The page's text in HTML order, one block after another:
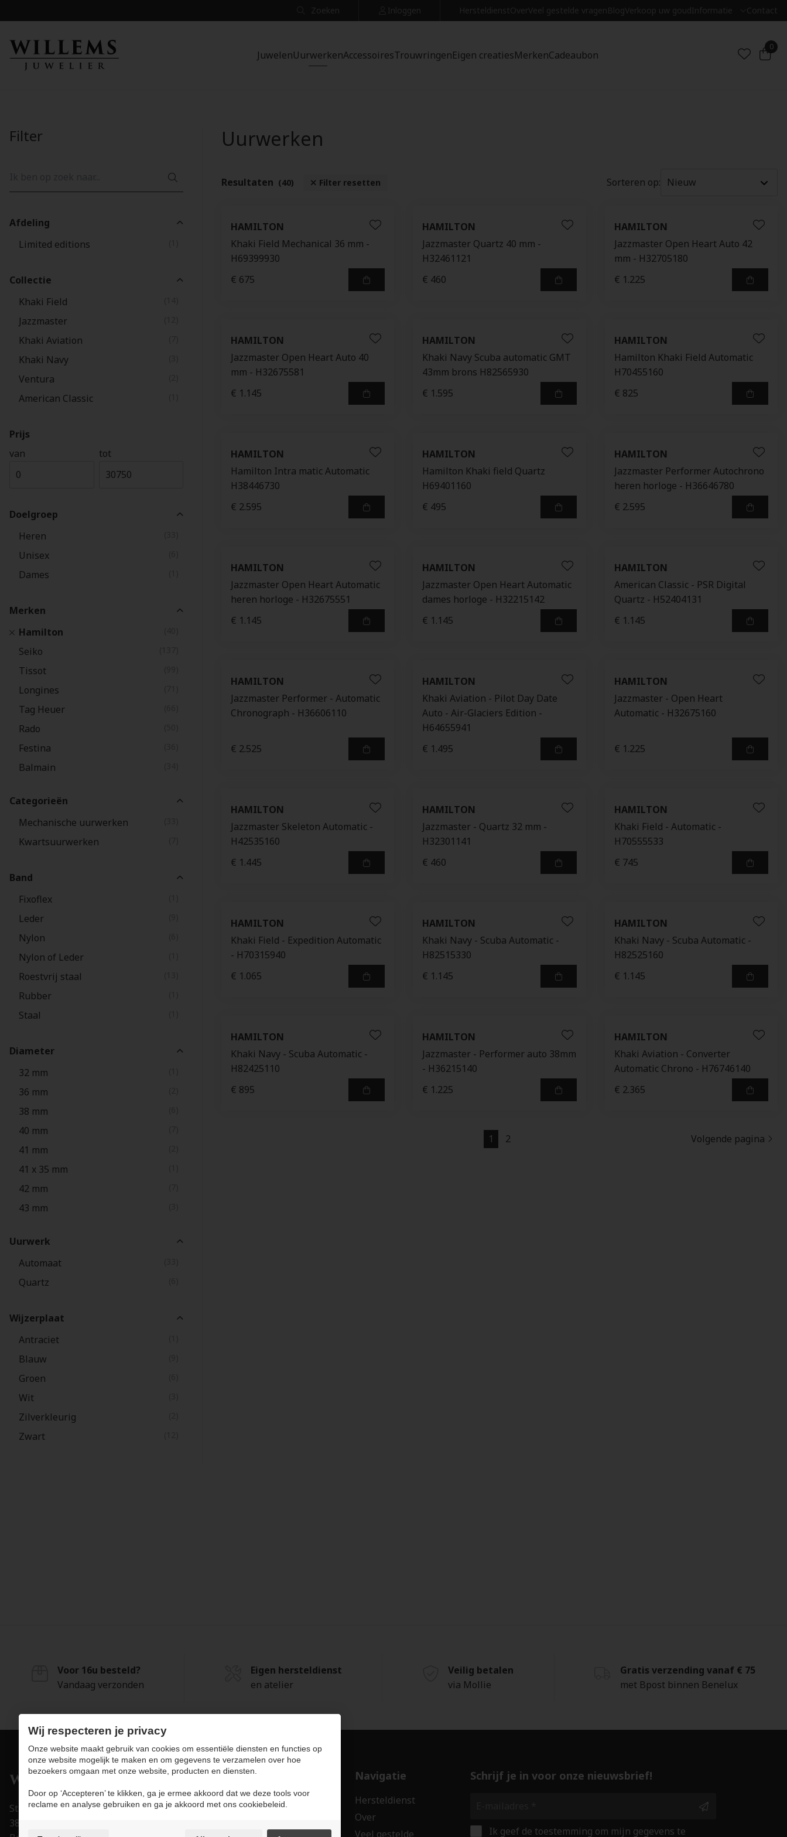
Zoeken Inloggen HersteldienstOverVeel gestelde vragenBlogVerkoop uw goudInformatie Contact
JuwelenUurwerkenAccessoiresTrouwringenEigen creatiesMerkenCadeaubon
0
Filter
Afdeling
Limited editions
Collectie
Khaki Field
Jazzmaster
Khaki Aviation
Khaki Navy
Ventura
American Classic
Prijs
van
tot
Doelgroep
Heren
Unisex
Dames
Merken
Hamilton
Seiko
Tissot
Longines
Tag Heuer
Rado
Festina
Balmain
Montblanc (18)
Corum
Garmin
Categorieën
Mechanische uurwerken
Kwartsuurwerken
Band
Fixoflex
Leder
Nylon
Nylon of Leder
Roestvrij staal
Rubber
Staal
Diameter
32 mm
36 mm
38 mm
40 mm
41 mm
41 x 35 mm
42 mm
43 mm
45 mm (3)
Uurwerk
Automaat
Quartz
Wijzerplaat
Antraciet
Blauw
Groen
Wit
Zilverkleurig
Zwart
Uurwerken
Resultaten (40) Filter resetten Sorteren op:
HAMILTON
Khaki Field Mechanical 36 mm -
H69399930
€ 675
HAMILTON
Jazzmaster Quartz 40 mm -
H32461121
€ 460
HAMILTON
Jazzmaster Open Heart Auto 42
mm - H32705180
€ 1.225
HAMILTON
Jazzmaster Open Heart Auto 40
mm - H32675581
€ 1.145
HAMILTON
Khaki Navy Scuba automatic GMT
43mm brons H82565930
€ 1.595
HAMILTON
Hamilton Khaki Field Automatic
H70455160
€ 825
HAMILTON
Hamilton Intra matic Automatic
H38446730
€ 2.595
HAMILTON
Hamilton Khaki field Quartz
H69401160
€ 495
HAMILTON
Jazzmaster Performer Autochrono
heren horloge - H36646780
€ 2.595
HAMILTON
Jazzmaster Open Heart Automatic
heren horloge - H32675551
€ 1.145
HAMILTON
Jazzmaster Open Heart Automatic
dames horloge - H32215142
€ 1.145
HAMILTON
American Classic - PSR Digital
Quartz - H52404131
€ 1.145
HAMILTON
Jazzmaster Performer - Automatic
Chronograph - H36606110
€ 2.525
HAMILTON
Khaki Aviation - Pilot Day Date
Auto - Air-Glaciers Edition -
H64655941
€ 1.495
HAMILTON
Jazzmaster - Open Heart
Automatic - H32675160
€ 1.225
HAMILTON
Jazzmaster Skeleton Automatic -
H42535160
€ 1.445
HAMILTON
Jazzmaster - Quartz 32 mm -
H32301141
€ 460
HAMILTON
Khaki Field - Automatic -
H70555533
€ 745
HAMILTON
Khaki Field - Expedition Automatic
- H70315940
€ 1.065
HAMILTON
Khaki Navy - Scuba Automatic -
H82515330
€ 1.145
HAMILTON
Khaki Navy - Scuba Automatic -
H82525160
€ 1.145
HAMILTON
Khaki Navy - Scuba Automatic -
H82425110
€ 895
HAMILTON
Jazzmaster - Performer auto 38mm
- H36215140
€ 1.225
HAMILTON
Khaki Aviation - Converter
Automatic Chrono - H76746140
€ 2.365
1 2 Volgende pagina
Voor 16u besteld?
Vandaag verzonden
Eigen hersteldienst
en atelier
Veilig betalen
via Mollie
Gratis verzending vanaf € 75
met Bpost binnen Benelux
Stapelstraat 15-17
3800 Sint-Truiden
Producten
Juwelen
Accessoires
Navigatie
Hersteldienst
Over
Veel gestelde
Schrijf je in voor onze nieuwsbrief!
Ik geef de toestemming om mijn gegevens te
Wij respecteren je privacy
Onze website maakt gebruik van cookies om essentiële diensten en functies op
onze website mogelijk te maken en om gegevens te verzamelen over hoe
bezoekers omgaan met onze website, producten en diensten.
Door op ‘Accepteren’ te klikken, ga je ermee akkoord dat we deze tools voor
reclame en analyse gebruiken en ga je akkoord met ons cookiebeleid.